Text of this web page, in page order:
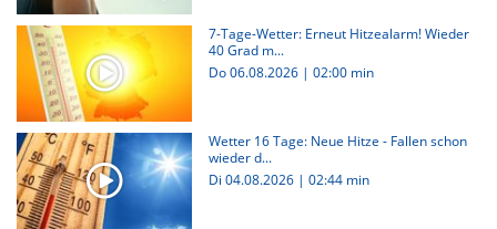
7-Tage-Wetter: Erneut Hitzealarm! Wieder
40 Grad m...
Do 06.08.2026 | 02:00 min
Wetter 16 Tage: Neue Hitze - Fallen schon
wieder d...
Di 04.08.2026 | 02:44 min